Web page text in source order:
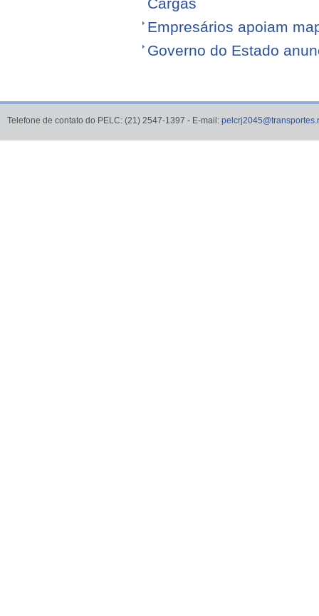
Cargas
Empresários apoiam
Governo do Estado
Telefone de contato do PELC: (21) 2547-1397 - E-mail: